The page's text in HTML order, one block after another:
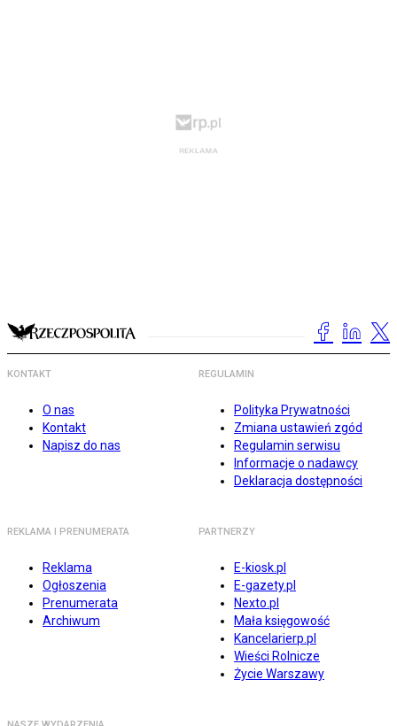
KONTAKT
O nas
Kontakt
Napisz do nas
REGULAMIN
Polityka Prywatności
Zmiana ustawień zgód
Regulamin serwisu
Informacje o nadawcy
Deklaracja dostępności
REKLAMA I PRENUMERATA
Reklama
Ogłoszenia
Prenumerata
Archiwum
PARTNERZY
E-kiosk.pl
E-gazety.pl
Nexto.pl
Mała księgowość
Kancelarierp.pl
Wieści Rolnicze
Życie Warszawy